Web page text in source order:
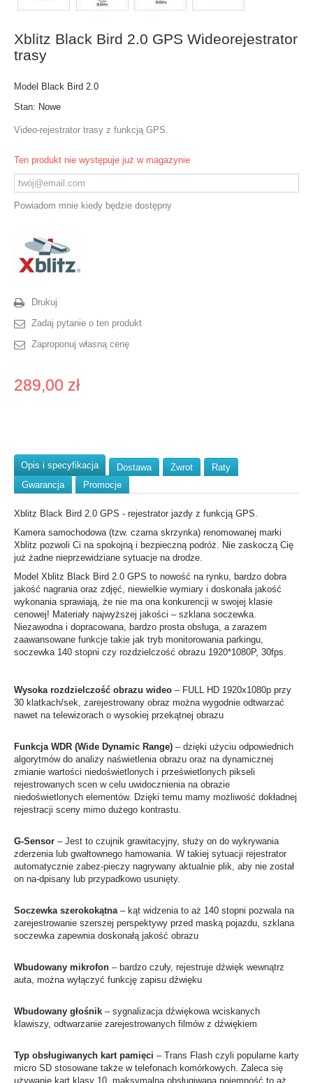
Xblitz Black Bird 2.0 GPS Wideorejestrator
trasy
Model Black Bird 2.0
Stan: Nowe
Video-rejestrator trasy z funkcją GPS.
Ten produkt nie występuje już w magazynie
Powiadom mnie kiedy będzie dostępny
Drukuj
Zadaj pytanie o ten produkt
Zaproponuj własną cenę
289,00 zł
Opis i specyfikacja Dostawa Zwrot
Raty
Gwarancja
Promocje
Xblitz Black Bird 2.0 GPS - rejestrator jazdy z funkcją GPS.
Kamera samochodowa (tzw. czarna skrzynka) renomowanej marki
Xblitz pozwoli Ci na spokojną i bezpieczną podróż. Nie zaskoczą Cię
już żadne nieprzewidziane sytuacje na drodze.
Model Xblitz Black Bird 2.0 GPS to nowość na rynku, bardzo dobra
jakość nagrania oraz zdjęć, niewielkie wymiary i doskonała jakość
wykonania sprawiają, że nie ma ona konkurencji w swojej klasie
cenowej! Materiały najwyższej jakości – szklana soczewka.
Niezawodna i dopracowana, bardzo prosta obsługa, a zarazem
zaawansowane funkcje takie jak tryb monitorowania parkingu,
soczewka 140 stopni czy rozdzielczość obrazu 1920*1080P, 30fps.
Wysoka rozdzielczość obrazu wideo – FULL HD 1920x1080p przy
30 klatkach/sek, zarejestrowany obraz można wygodnie odtwarzać
nawet na telewizorach o wysokiej przekątnej obrazu
Funkcja WDR (Wide Dynamic Range) – dzięki użyciu odpowiednich
algorytmów do analizy naświetlenia obrazu oraz na dynamicznej
zmianie wartości niedoświetlonych i prześwietlonych pikseli
rejestrowanych scen w celu uwidocznienia na obrazie
niedoświetlonych elementów. Dzięki temu mamy możliwość dokładnej
rejestracji sceny mimo dużego kontrastu.
G-Sensor – Jest to czujnik grawitacyjny, służy on do wykrywania
zderzenia lub gwałtownego hamowania. W takiej sytuacji rejestrator
automatycznie zabez-pieczy nagrywany aktualnie plik, aby nie został
on na-dpisany lub przypadkowo usunięty.
Soczewka szerokokątna– kąt widzenia to aż 140 stopni pozwala na
zarejestrowanie szerszej perspektywy przed maską pojazdu, szklana
soczewka zapewnia doskonałą jakość obrazu
Wbudowany mikrofon – bardzo czuły, rejestruje dźwięk wewnątrz
auta, można wyłączyć funkcję zapisu dźwięku
Wbudowany głośnik – sygnalizacja dźwiękowa wciskanych
klawiszy, odtwarzanie zarejestrowanych filmów z dźwiękiem
Typ obsługiwanych kart pamięci – Trans Flash czyli popularne karty
micro SD stosowane także w telefonach komórkowych. Zaleca się
używanie kart klasy 10, maksymalna obsługiwana pojemność to aż